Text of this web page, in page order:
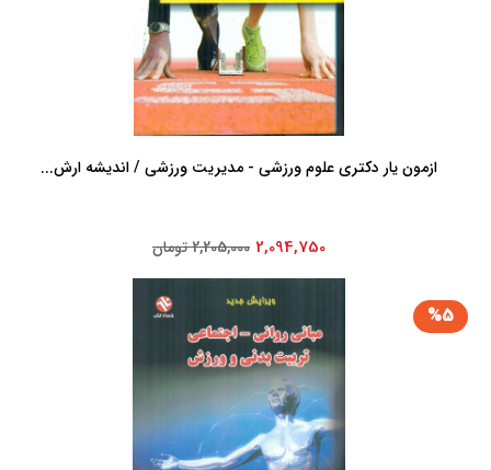
ازمون یار دکتری علوم ورزشی - مدیریت ورزشی / اندیشه ارش...
2,094,750 2,205,000 تومان
%5